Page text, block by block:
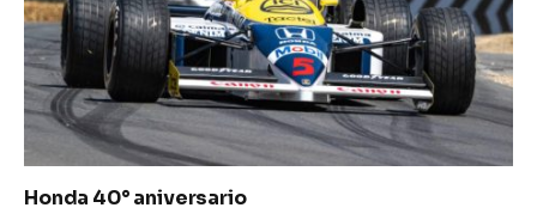
Honda 40° aniversario